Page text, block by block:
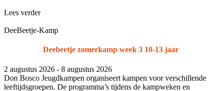
Lees verder
DeeBeetje-Kamp
Deebeetje zomerkamp week 3 10-13 jaar
2 augustus 2026 - 8 augustus 2026
Don Bosco Jeugdkampen organiseert kampen voor verschillende
leeftijdsgroepen. De programma’s tijdens de kampweken en